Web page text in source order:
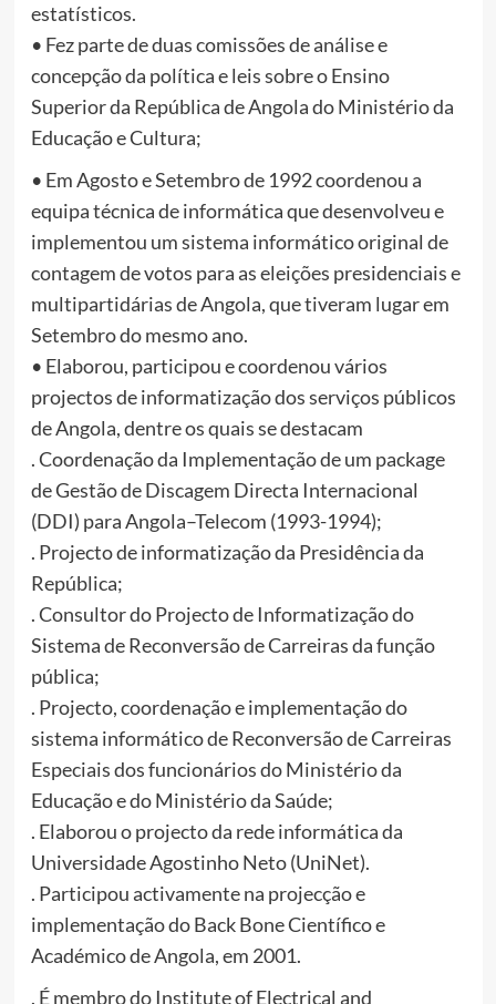
estatísticos.
• Fez parte de duas comissões de análise e
concepção da política e leis sobre o Ensino
Superior da República de Angola do Ministério da
Educação e Cultura;
• Em Agosto e Setembro de 1992 coordenou a
equipa técnica de informática que desenvolveu e
implementou um sistema informático original de
contagem de votos para as eleições presidenciais e
multipartidárias de Angola, que tiveram lugar em
Setembro do mesmo ano.
• Elaborou, participou e coordenou vários
projectos de informatização dos serviços públicos
de Angola, dentre os quais se destacam
. Coordenação da Implementação de um package
de Gestão de Discagem Directa Internacional
(DDI) para Angola–Telecom (1993-1994);
. Projecto de informatização da Presidência da
República;
. Consultor do Projecto de Informatização do
Sistema de Reconversão de Carreiras da função
pública;
. Projecto, coordenação e implementação do
sistema informático de Reconversão de Carreiras
Especiais dos funcionários do Ministério da
Educação e do Ministério da Saúde;
. Elaborou o projecto da rede informática da
Universidade Agostinho Neto (UniNet).
. Participou activamente na projecção e
implementação do Back Bone Científico e
Académico de Angola, em 2001.
. É membro do Institute of Electrical and